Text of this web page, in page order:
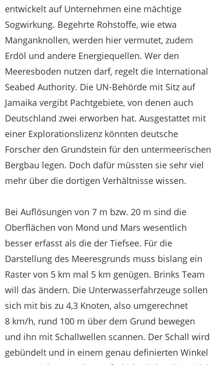
entwickelt auf Unternehmen eine mächtige
Sogwirkung. Begehrte Rohstoffe, wie etwa
Manganknollen, werden hier vermutet, zudem
Erdöl und andere Energiequellen. Wer den
Meeresboden nutzen darf, regelt die International
Seabed Authority. Die UN-Behörde mit Sitz auf
Jamaika vergibt Pachtgebiete, von denen auch
Deutschland zwei erworben hat. Ausgestattet mit
einer Explorationslizenz könnten deutsche
Forscher den Grundstein für den untermeerischen
Bergbau legen. Doch dafür müssten sie sehr viel
mehr über die dortigen Verhältnisse wissen.
Bei Auflösungen von 7 m bzw. 20 m sind die
Oberflächen von Mond und Mars wesentlich
besser erfasst als die der Tiefsee. Für die
Darstellung des Meeresgrunds muss bislang ein
Raster von 5 km mal 5 km genügen. Brinks Team
will das ändern. Die Unterwasserfahrzeuge sollen
sich mit bis zu 4,3 Knoten, also umgerechnet
8 km/h, rund 100 m über dem Grund bewegen
und ihn mit Schallwellen scannen. Der Schall wird
gebündelt und in einem genau definierten Winkel